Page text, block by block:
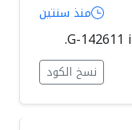
منذ سنتين
G-142611
نسخ الكود